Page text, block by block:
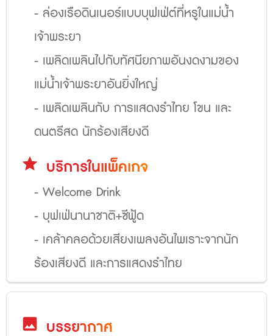
- ล่องเรือดินเนอร์แบบบุฟเฟ่ต์ที่หรูในแม่น้ำ
เจ้าพระยา
- เพลิดเพลินไปกับทัศนียภาพอันงดงามของ
แม่น้ำเจ้าพระยาอันยิ่งใหญ่
- เพลิดเพลินกับ การแสดงรำไทย โขน และ
ดนตรีสด นักร้องเสียงดี
star บริการในแพ็คเกจ
- Welcome Drink
- บุฟเฟ่นานาชาติ+ซีฟู้ด
- เคล้าคลอด้วยเสียงเพลงอันไพเราะจากนัก
ร้องเสียงดี และการแสดงรำไทย
image บรรยากาศ